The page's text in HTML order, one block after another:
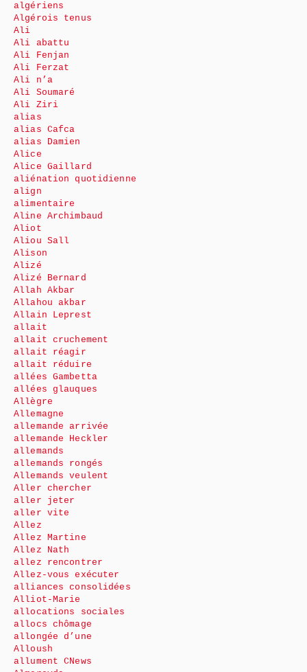
algériens
Algérois tenus
Ali
Ali abattu
Ali Fenjan
Ali Ferzat
Ali n’a
Ali Soumaré
Ali Ziri
alias
alias Cafca
alias Damien
Alice
Alice Gaillard
aliénation quotidienne
align
alimentaire
Aline Archimbaud
Aliot
Aliou Sall
Alison
Alizé
Alizé Bernard
Allah Akbar
Allahou akbar
Allain Leprest
allait
allait cruchement
allait réagir
allait réduire
allées Gambetta
allées glauques
Allègre
Allemagne
allemande arrivée
allemande Heckler
allemands
allemands rongés
Allemands veulent
Aller chercher
aller jeter
aller vite
Allez
Allez Martine
Allez Nath
allez rencontrer
Allez-vous exécuter
alliances consolidées
Alliot-Marie
allocations sociales
allocs chômage
allongée d’une
Alloush
allument CNews